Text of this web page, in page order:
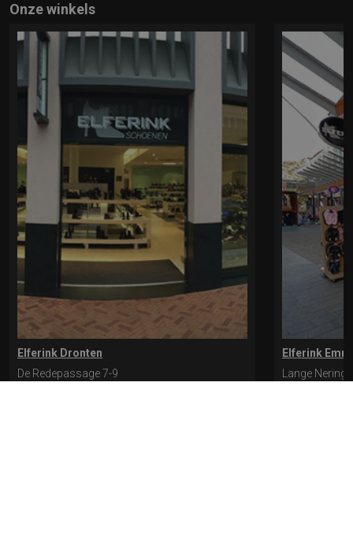
Onze winkels
Elferink Dronten
De Redepassage 7-9
Elferink
Lange Nering